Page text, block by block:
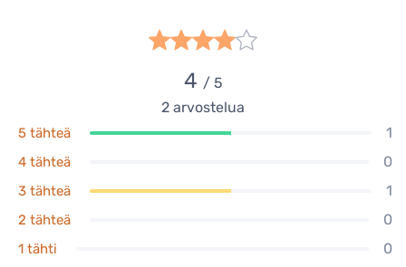
Varastossa
Varastossa
4 / 5
2 arvostelua
5 tähteä 1
4 tähteä 0
3 tähteä 1
2 tähteä 0
1 tähti 0